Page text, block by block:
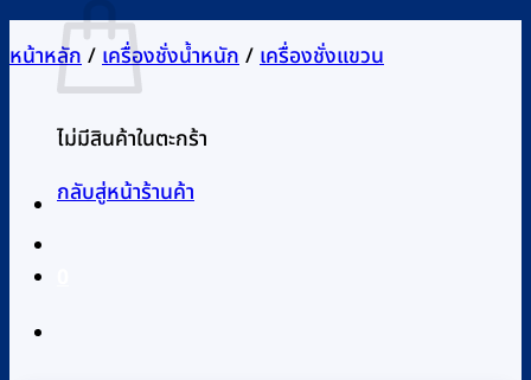
ไม่มีสินค้าในตะกร้า
กลับสู่หน้าร้านค้า
หน้าหลัก/เครื่องชั่งน้ำหนัก/เครื่องชั่งแขวน